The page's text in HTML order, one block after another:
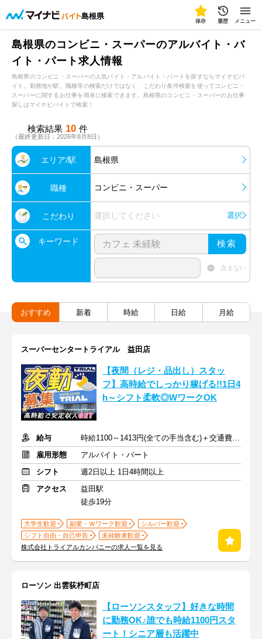
島根県
保存 履歴 メニュー
島根県のコンビニ・スーパーのアルバイト・バ
イト・パート求人情報
島根県のコンビニ・スーパーの人気バイト・アルバイト・パートを探すならマイナビバ
イト。勤務地や駅、職種等の検索だけではなく、こだわり条件検索を使ってコンビニ・
スーパーに関するお仕事を簡単に検索できます。島根県のコンビニ・スーパーのお仕事
探しはマイナビバイトで検索！
検索結果 10 件
（最終更新日：2026年8月8日）
エリア/駅 島根県
職種 コンビニ・スーパー
こだわり 選択してください 選択
キーワード 検索
含まない
おすすめ 新着 時給 日給 月給
スーパーセンタートライアル 益田店
【夜間（レジ・品出し）スタッ
フ】高時給でしっかり稼げる!!1日4
h～シフト柔軟◎WワークOK
給与
時給1100～1413円(全ての手当含む)＋交通費(月3万円まで)
雇用形態
アルバイト・パート
シフト
週2日以上 1日4時間以上
アクセス
益田駅
徒歩19分
大学生歓迎 副業・Ｗワーク歓迎
シルバー歓迎
シフト自由・自己申告
未経験者歓迎
株式会社トライアルカンパニーの求人一覧を見る
ローソン 出雲荻杼町店
【ローソンスタッフ】好きな時間
に勤務OK♪誰でも時給1100円スタ
ート！シニア層も活躍中